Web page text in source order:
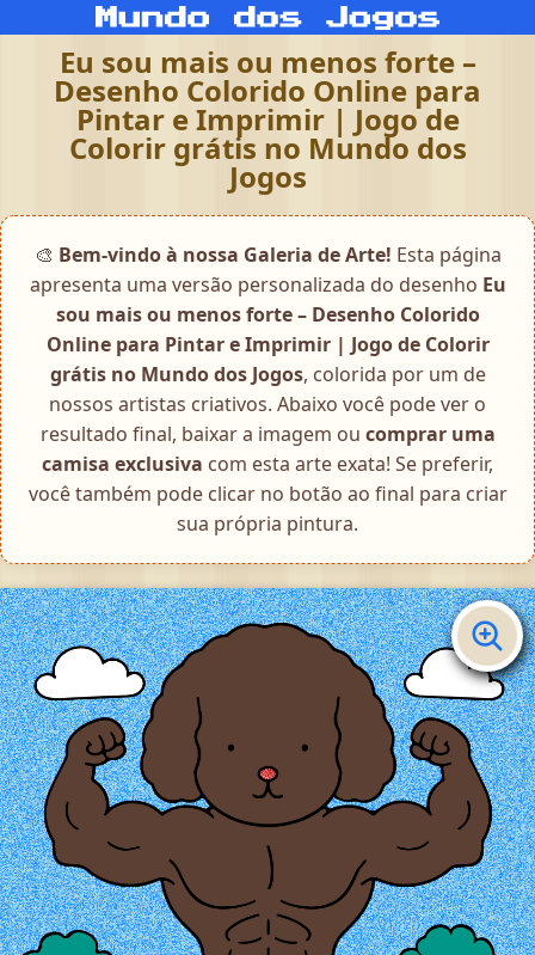
Eu sou mais ou menos forte –
Desenho Colorido Online para
Pintar e Imprimir | Jogo de
Colorir grátis no Mundo dos
Jogos
🎨 Bem-vindo à nossa Galeria de Arte! Esta página
apresenta uma versão personalizada do desenho Eu
sou mais ou menos forte – Desenho Colorido
Online para Pintar e Imprimir | Jogo de Colorir
grátis no Mundo dos Jogos, colorida por um de
nossos artistas criativos. Abaixo você pode ver o
resultado final, baixar a imagem ou comprar uma
camisa exclusiva com esta arte exata! Se preferir,
você também pode clicar no botão ao final para criar
sua própria pintura.